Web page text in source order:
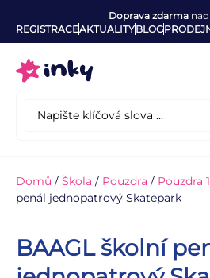
Doprava zdarma
REGISTRACEAKTUALITYBLOG
Domů / Škola / Pouzdra / Pouzdra
penál jednopatrový Skatepark
BAAGL školní